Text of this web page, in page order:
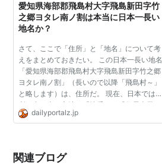
愛知県海部郡飛島村大字飛島新田字竹
之郷ヨタレ南ノ割は本当に日本一長い
地名か？
さて、ここで「住所」と「地名」について考
えをまとめておきたい。 この日本一長い地名
「愛知県海部郡飛島村大字飛島新田字竹之郷
ヨタレ南ノ割」（長いので以降「飛島村～」
と略します）は、住所だ。 現在、日本では住
所を書き表す方法は「地番」と「住居表示」
の２種類あり、飛島村～は地番の部類に入
dailyportalz.jp
関連ブログ